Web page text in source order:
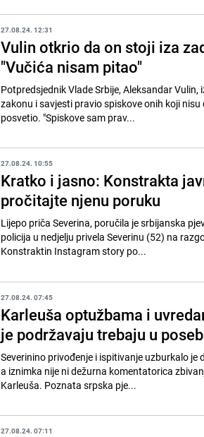
27.08.24. 12:31
Vulin otkrio da on stoji iza
"Vučića nisam pitao"
Potpredsjednik Vlade Srbije, Aleksandar
zakonu i savjesti pravio spiskove onih koji
posvetio. "Spiskove sam prav...
27.08.24. 10:55
Kratko i jasno: Konstrakta
pročitajte njenu poruku
Lijepo priča Severina, poručila je srbijanska
policija u nedjelju privela Severinu (52) na
Konstraktin Instagram story po...
27.08.24. 07:45
Karleuša optužbama i
je podržavaju trebaju u
Severinino privođenje i ispitivanje uzburkalo
a iznimka nije ni dežurna komentatorica
Karleuša. Poznata srpska pje...
27.08.24. 07:11